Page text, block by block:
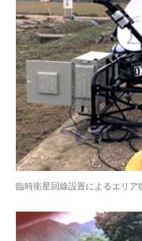
臨時衛星回線設置によるエリア